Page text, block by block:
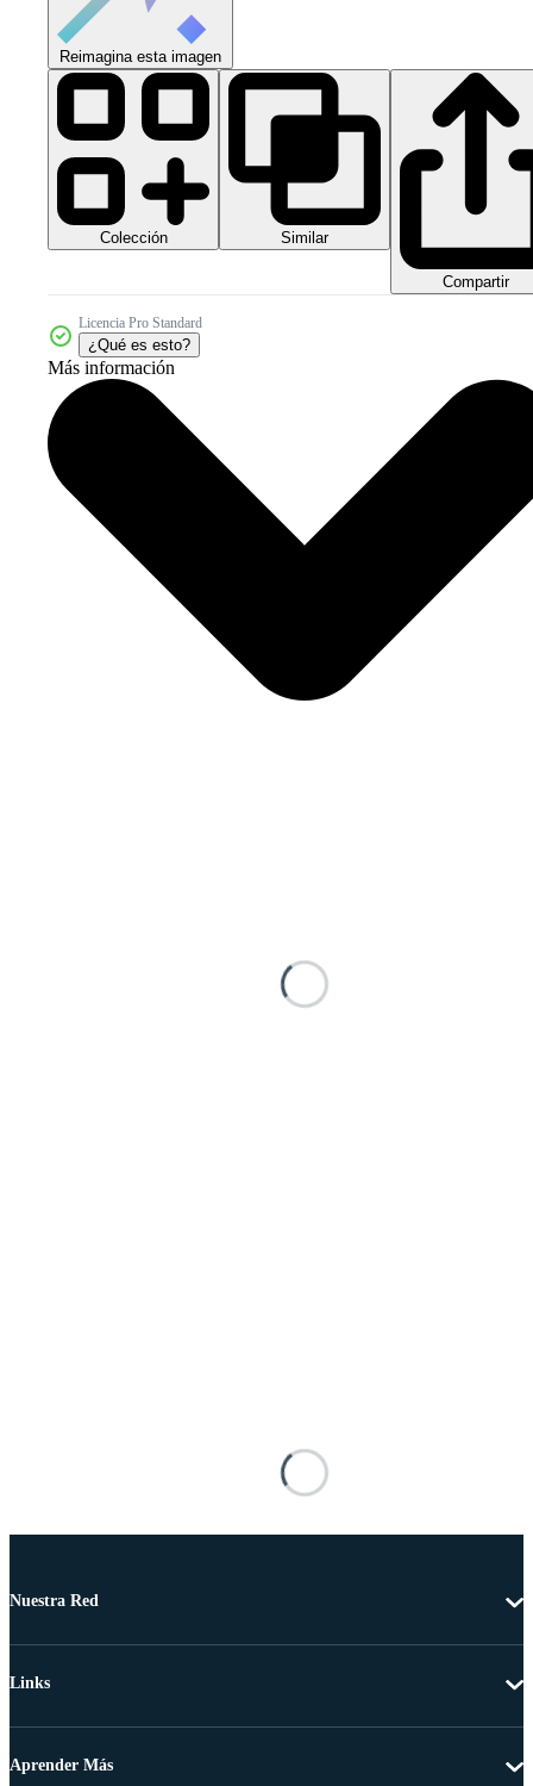
Reimagina esta imagen
Colección Similar
Compartir
Licencia Pro Standard
¿Qué es esto?
Más información
Nuestra Red
Links
Aprender Más